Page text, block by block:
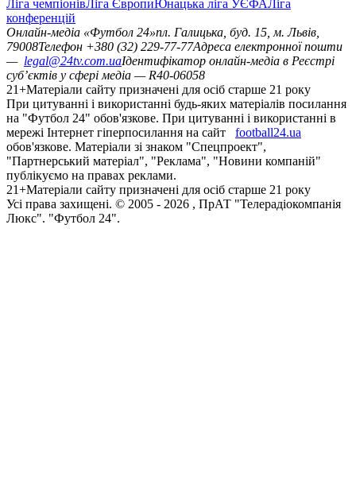
Ліга чемпіонівЛіга ЄвропиЮнацька ліга УЄФАЛіга
конференцій
Онлайн-медіа «Футбол 24»пл. Галицька, буд. 15, м. Львів,
79008Телефон +380 (32) 229-77-77Адреса електронної пошти
— legal@24tv.com.uaІдентифікатор онлайн-медіа в Реєстрі
суб’єктів у сфері медіа — R40-06058
21+Матеріали сайту призначені для осіб старше 21 року
При цитуванні і використанні будь-яких матеріалів посилання
на "Футбол 24" обов'язкове. При цитуванні і використанні в
мережі Інтернет гіперпосилання на сайт
football24.ua
обов'язкове. Матеріали зі знаком "Спецпроект",
"Партнерський матеріал", "Реклама", "Новини компаній"
публікуємо на правах реклами.
21+Матеріали сайту призначені для осіб старше 21 року
Усi права захищенi. © 2005 - 2026 , ПрАТ "Телерадіокомпанія
Люкс". "Футбол 24".